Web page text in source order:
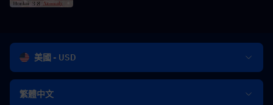
美國 - USD
繁體中文